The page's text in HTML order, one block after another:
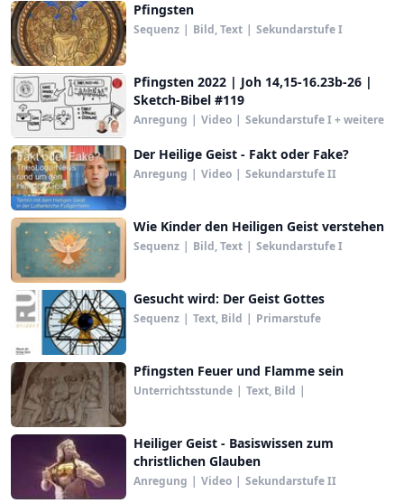
Pfingsten
Sequenz | Bild, Text | Sekundarstufe I
Pfingsten 2022 | Joh 14,15-16.23b-26 |
Sketch-Bibel #119
Anregung | Video | Sekundarstufe I + weitere
Der Heilige Geist - Fakt oder Fake?
Anregung | Video | Sekundarstufe II
Wie Kinder den Heiligen Geist verstehen
Sequenz | Bild, Text | Sekundarstufe I
Gesucht wird: Der Geist Gottes
Sequenz | Text, Bild | Primarstufe
Pfingsten Feuer und Flamme sein
Unterrichtsstunde | Text, Bild |
Heiliger Geist - Basiswissen zum
christlichen Glauben
Anregung | Video | Sekundarstufe II